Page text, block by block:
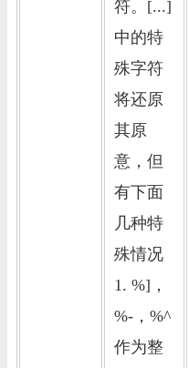
符。[...]
中的特
殊字符
将还原
其原
意，但
有下面
几种特
殊情况
1. %]，
%-，%^
作为整